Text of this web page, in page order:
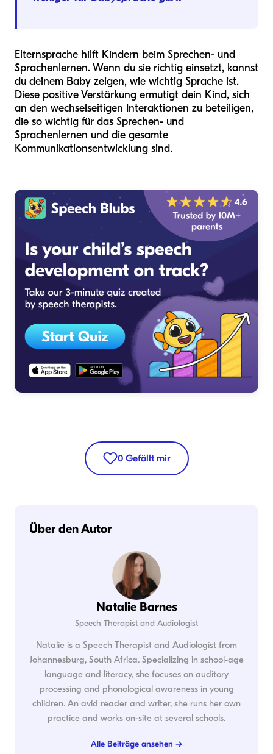
Elternsprache hilft Kindern beim Sprechen- und
Sprachenlernen. Wenn du sie richtig einsetzt, kannst
du deinem Baby zeigen, wie wichtig Sprache ist.
Diese positive Verstärkung ermutigt dein Kind, sich
an den wechselseitigen Interaktionen zu beteiligen,
die so wichtig für das Sprechen- und
Sprachenlernen und die gesamte
Kommunikationsentwicklung sind.
0 Gefällt mir
Über den Autor
Natalie Barnes
Speech Therapist and Audiologist
Natalie is a Speech Therapist and Audiologist from
Johannesburg, South Africa. Specializing in school-age
language and literacy, she focuses on auditory
processing and phonological awareness in young
children. An avid reader and writer, she runs her own
practice and works on-site at several schools.
Alle Beiträge ansehen →